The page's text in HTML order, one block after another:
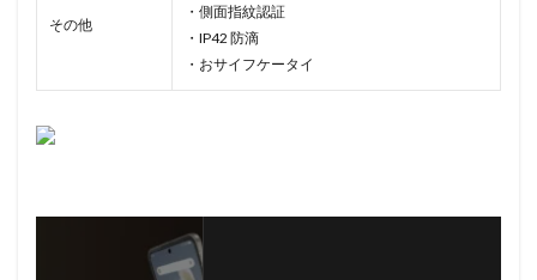
その他
・側面指紋認証
・IP42 防滴
・おサイフケータイ